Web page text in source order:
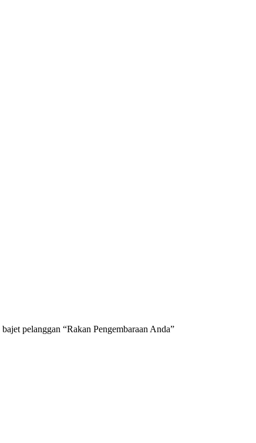
pelanggan “Rakan Pengembaraan Anda”